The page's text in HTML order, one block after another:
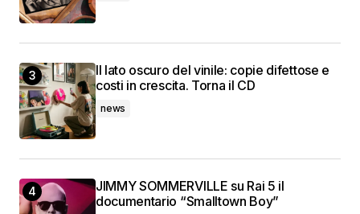
Il lato oscuro del vinile: copie difettose e
costi in crescita. Torna il CD
news
JIMMY SOMMERVILLE su Rai 5 il
documentario “Smalltown Boy”